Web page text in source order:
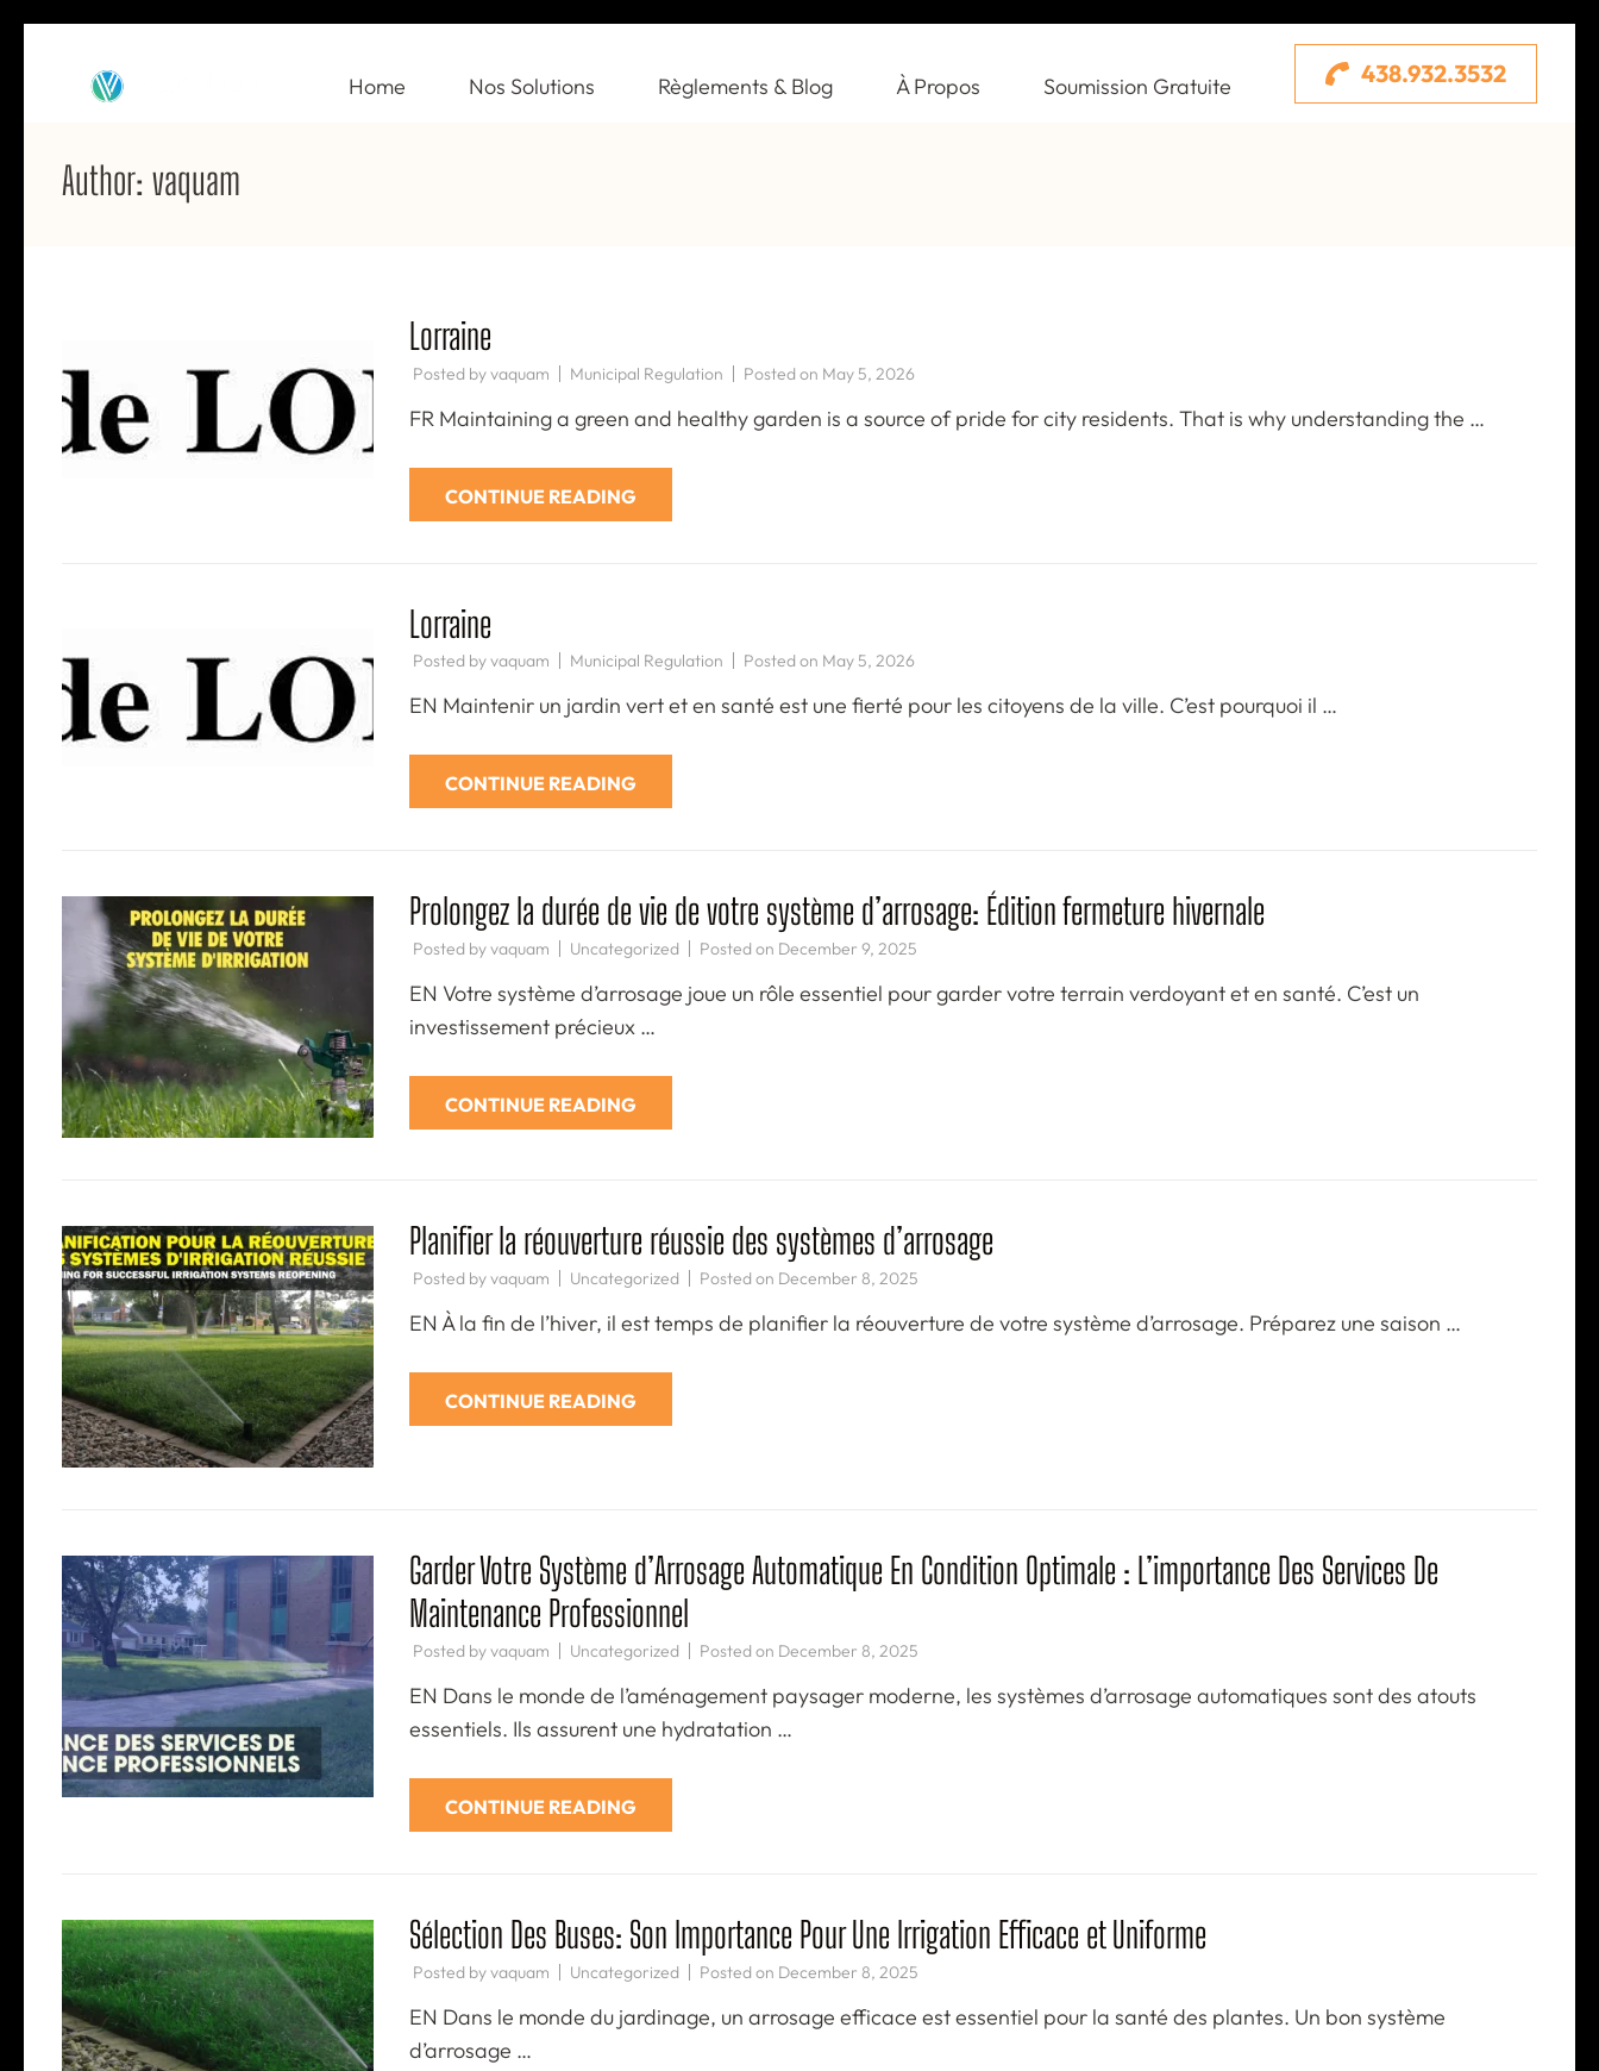
content
Enter)
VAQUAM
Irrigation
Home Nos Solutions Règlements & Blog À Propos Soumission Gratuite 438.932.3532
Author: vaquam
Lorraine
Posted byvaquam Municipal Regulation Posted on May 5, 2026
FR Maintaining a green and healthy garden is a source of pride for city residents. That is why understanding the …
CONTINUE READING
Lorraine
Posted byvaquam Municipal Regulation Posted on May 5, 2026
EN Maintenir un jardin vert et en santé est une fierté pour les citoyens de la ville. C’est pourquoi il …
CONTINUE READING
Prolongez la durée de vie de votre système d’arrosage: Édition fermeture hivernale
Posted byvaquam Uncategorized Posted on December 9, 2025
EN Votre système d’arrosage joue un rôle essentiel pour garder votre terrain verdoyant et en santé. C’est un
investissement précieux …
CONTINUE READING
Planifier la réouverture réussie des systèmes d’arrosage
Posted byvaquam Uncategorized Posted on December 8, 2025
EN À la fin de l’hiver, il est temps de planifier la réouverture de votre système d’arrosage. Préparez une saison …
CONTINUE READING
Garder Votre Système d’Arrosage Automatique En Condition Optimale : L’importance Des Services De
Maintenance Professionnel
Posted byvaquam Uncategorized Posted on December 8, 2025
EN Dans le monde de l’aménagement paysager moderne, les systèmes d’arrosage automatiques sont des atouts
essentiels. Ils assurent une hydratation …
CONTINUE READING
Sélection Des Buses: Son Importance Pour Une Irrigation Efficace et Uniforme
Posted byvaquam Uncategorized Posted on December 8, 2025
EN Dans le monde du jardinage, un arrosage efficace est essentiel pour la santé des plantes. Un bon système
d’arrosage …